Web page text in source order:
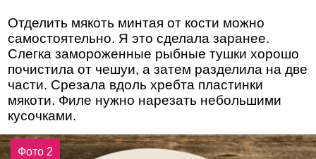
Отделить мякоть минтая от кости можно
самостоятельно. Я это сделала заранее.
Слегка замороженные рыбные тушки хорошо
почистила от чешуи, а затем разделила на две
части. Срезала вдоль хребта пластинки
мякоти. Филе нужно нарезать небольшими
кусочками.
Фото 2